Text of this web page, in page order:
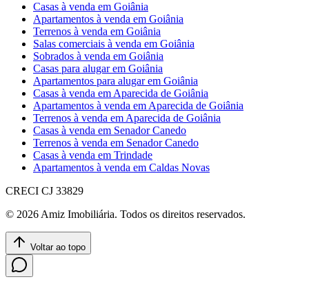
Casas à venda em Goiânia
Apartamentos à venda em Goiânia
Terrenos à venda em Goiânia
Salas comerciais à venda em Goiânia
Sobrados à venda em Goiânia
Casas para alugar em Goiânia
Apartamentos para alugar em Goiânia
Casas à venda em Aparecida de Goiânia
Apartamentos à venda em Aparecida de Goiânia
Terrenos à venda em Aparecida de Goiânia
Casas à venda em Senador Canedo
Terrenos à venda em Senador Canedo
Casas à venda em Trindade
Apartamentos à venda em Caldas Novas
CRECI CJ 33829
© 2026Amiz Imobiliária. Todos os direitos reservados.
Voltar ao topo